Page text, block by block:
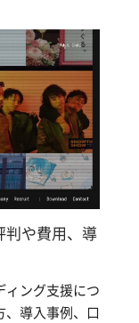
判や費用、導
ィング支援につ
、導入事例、口